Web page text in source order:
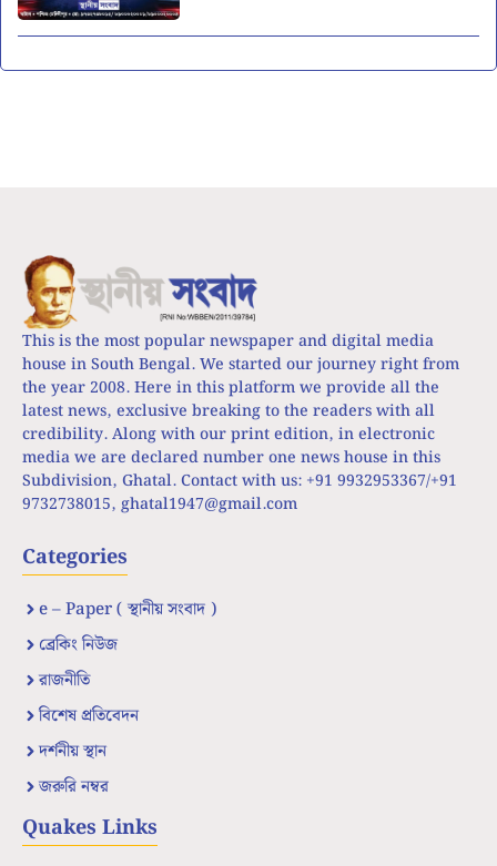
This is the most popular newspaper and digital media
house in South Bengal. We started our journey right from
the year 2008. Here in this platform we provide all the
latest news, exclusive breaking to the readers with all
credibility. Along with our print edition, in electronic
media we are declared number one news house in this
Subdivision, Ghatal. Contact with us: +91 9932953367/+91
9732738015, ghatal1947@gmail.com
Categories
e – Paper ( স্থানীয় সংবাদ )
ব্রেকিং নিউজ
রাজনীতি
বিশেষ প্রতিবেদন
দর্শনীয় স্থান
জরুরি নম্বর
Quakes Links